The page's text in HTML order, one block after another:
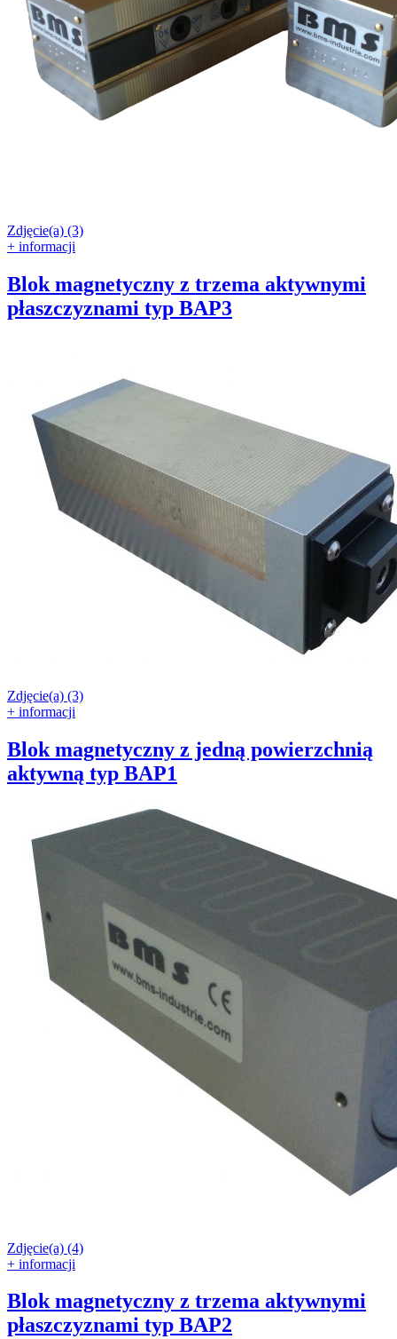
Zdjęcie(a) (3)
+ informacji
Blok magnetyczny z trzema aktywnymi
płaszczyznami typ BAP3
Zdjęcie(a) (3)
+ informacji
Blok magnetyczny z jedną powierzchnią
aktywną typ BAP1
Zdjęcie(a) (4)
+ informacji
Blok magnetyczny z trzema aktywnymi
płaszczyznami typ BAP2